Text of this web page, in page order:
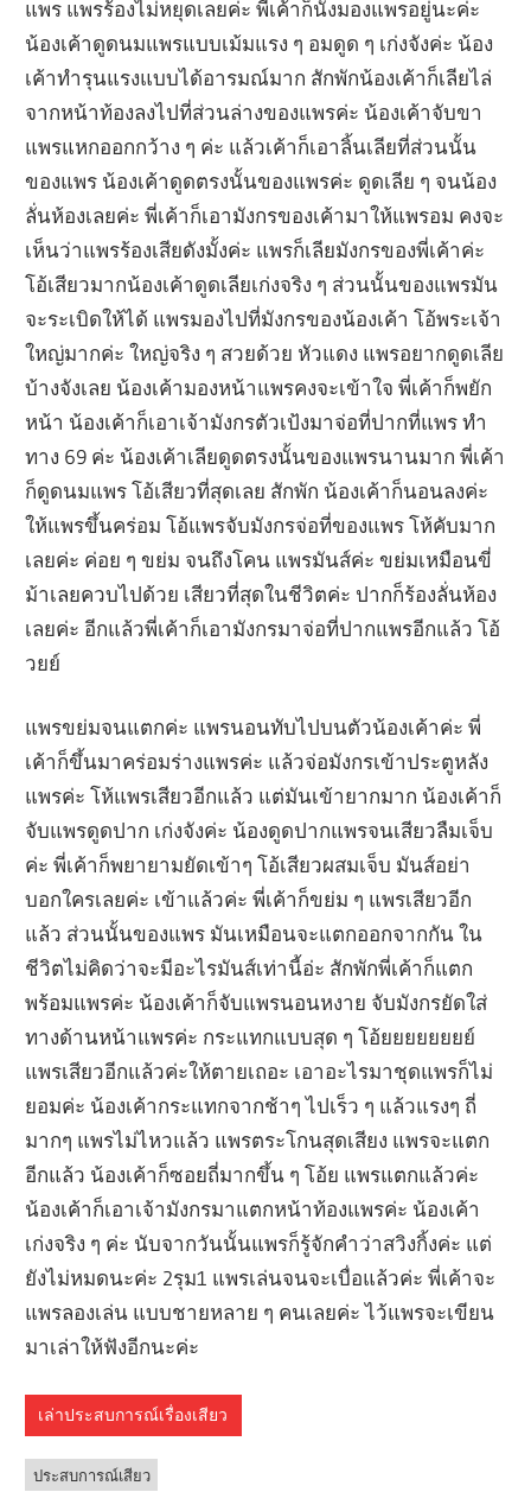
แพร แพรร้องไม่หยุดเลยค่ะ พี่เค้าก็นั่งมองแพรอยู่นะค่ะ
น้องเค้าดูดนมแพรแบบเม้มแรง ๆ อมดูด ๆ เก่งจังค่ะ น้อง
เค้าทำรุนแรงแบบได้อารมณ์มาก สักพักน้องเค้าก็เลียไล่
จากหน้าท้องลงไปที่ส่วนล่างของแพรค่ะ น้องเค้าจับขา
แพรแหกออกกว้าง ๆ ค่ะ แล้วเค้าก็เอาลิ้นเลียที่ส่วนนั้น
ของแพร น้องเค้าดูดตรงนั้นของแพรค่ะ ดูดเลีย ๆ จนน้อง
ลั่นห้องเลยค่ะ พี่เค้าก็เอามังกรของเค้ามาให้แพรอม คงจะ
เห็นว่าแพรร้องเสียดังมั้งค่ะ แพรก็เลียมังกรของพี่เค้าค่ะ
โอ้เสียวมากน้องเค้าดูดเลียเก่งจริง ๆ ส่วนนั้นของแพรมัน
จะระเบิดให้ได้ แพรมองไปที่มังกรของน้องเค้า โอ้พระเจ้า
ใหญ่มากค่ะ ใหญ่จริง ๆ สวยด้วย หัวแดง แพรอยากดูดเลีย
บ้างจังเลย น้องเค้ามองหน้าแพรคงจะเข้าใจ พี่เค้าก็พยัก
หน้า น้องเค้าก็เอาเจ้ามังกรตัวเป้งมาจ่อที่ปากที่แพร ทำ
ทาง 69 ค่ะ น้องเค้าเลียดูดตรงนั้นของแพรนานมาก พี่เค้า
ก็ดูดนมแพร โอ้เสียวที่สุดเลย สักพัก น้องเค้าก็นอนลงค่ะ
ให้แพรขึ้นคร่อม โอ้แพรจับมังกรจ่อที่ของแพร โห้คับมาก
เลยค่ะ ค่อย ๆ ขย่ม จนถึงโคน แพรมันส์ค่ะ ขย่มเหมือนขี่
ม้าเลยควบไปด้วย เสียวที่สุดในชีวิตค่ะ ปากก็ร้องลั่นห้อง
เลยค่ะ อีกแล้วพี่เค้าก็เอามังกรมาจ่อที่ปากแพรอีกแล้ว โอ้
วยย์
แพรขย่มจนแตกค่ะ แพรนอนทับไปบนตัวน้องเค้าค่ะ พี่
เค้าก็ขึ้นมาคร่อมร่างแพรค่ะ แล้วจ่อมังกรเข้าประตูหลัง
แพรค่ะ โห้แพรเสียวอีกแล้ว แต่มันเข้ายากมาก น้องเค้าก็
จับแพรดูดปาก เก่งจังค่ะ น้องดูดปากแพรจนเสียวลืมเจ็บ
ค่ะ พี่เค้าก็พยายามยัดเข้าๆ โอ้เสียวผสมเจ็บ มันส์อย่า
บอกใครเลยค่ะ เข้าแล้วค่ะ พี่เค้าก็ขย่ม ๆ แพรเสียวอีก
แล้ว ส่วนนั้นของแพร มันเหมือนจะแตกออกจากกัน ใน
ชีวิตไม่คิดว่าจะมีอะไรมันส์เท่านี้อ่ะ สักพักพี่เค้าก็แตก
พร้อมแพรค่ะ น้องเค้าก็จับแพรนอนหงาย จับมังกรยัดใส่
ทางด้านหน้าแพรค่ะ กระแทกแบบสุด ๆ โอ้ยยยยยยยย์
แพรเสียวอีกแล้วค่ะให้ตายเถอะ เอาอะไรมาชุดแพรก็ไม่
ยอมค่ะ น้องเค้ากระแทกจากช้าๆ ไปเร็ว ๆ แล้วแรงๆ ถี่
มากๆ แพรไม่ไหวแล้ว แพรตระโกนสุดเสียง แพรจะแตก
อีกแล้ว น้องเค้าก็ซอยถี่มากขึ้น ๆ โอ้ย แพรแตกแล้วค่ะ
น้องเค้าก็เอาเจ้ามังกรมาแตกหน้าท้องแพรค่ะ น้องเค้า
เก่งจริง ๆ ค่ะ นับจากวันนั้นแพรก็รู้จักคำว่าสวิงกิ้งค่ะ แต่
ยังไม่หมดนะค่ะ 2รุม1 แพรเล่นจนจะเบื่อแล้วค่ะ พี่เค้าจะ
แพรลองเล่น แบบชายหลาย ๆ คนเลยค่ะ ไว้แพรจะเขียน
มาเล่าให้ฟังอีกนะค่ะ
เล่าประสบการณ์เรื่องเสียว
ประสบการณ์เสียว